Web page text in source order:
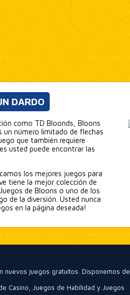
DARDO
como TD Bloonds, Bloons
un número limitado de flechas
que también requiere
usted puede encontrar las
los mejores juegos para
tiene la mejor colección de
de Bloons o uno de los
de la diversión. Usted nunca
en la página deseada!
nuevos juegos gratuitos. Disponemos de
Casino ,Juegos de Habilidad yJuegos